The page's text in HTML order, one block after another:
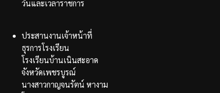
วันและเวลาราชการ
ประสานงานเจ้าหน้าที่
ธุรการโรงเรียน
โรงเรียนบ้านเนินสะอาด
จังหวัดเพชรบูรณ์
นางสาวกาญจนรัตน์ หางาม